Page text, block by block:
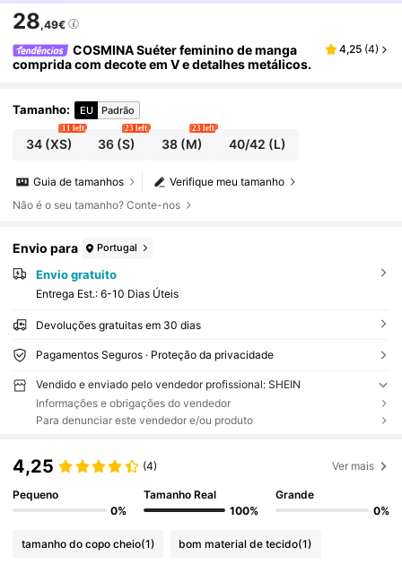
28,49€
COSMINA Suéter feminino de manga
comprida com decote em V e detalhes metálicos.
4,25 (4)
Tamanho: EU Padrão
34(XS)
11 left
36 (S)
23 left
38(M)
23 left
40/42 (L)
Verifique meu tamanho
Guia de tamanhos
Não é o seu tamanho? Conte-nos
Envio para Portugal
Envio gratuito
Entrega Est.: 6-10 Dias Úteis
Devoluções gratuitas em 30 dias
Pagamentos Seguros · Proteção da privacidade
Vendido e enviado pelo vendedor profissional: SHEIN
Informações e obrigações do vendedor
Para denunciar este vendedor e/ou produto
4,25 (4) Ver mais
Pequeno
0%
Tamanho Real
100%
Grande
0%
tamanho do copo cheio(1) bom material de tecido(1)